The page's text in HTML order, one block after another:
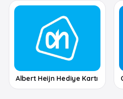
Albert Heijn Hediye Kartı